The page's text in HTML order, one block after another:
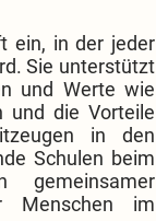
ein, in der jeder
Sie unterstützt
und Werte wie
und die Vorteile
in den
Schulen beim
Menschen im